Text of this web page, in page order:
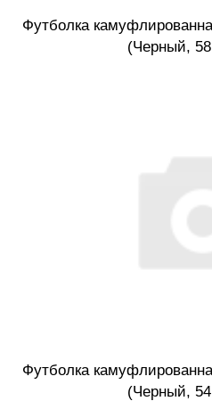
Футболка
(Черный,
Футболка
(Черный,